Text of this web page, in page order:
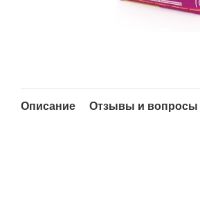
Описание Отзывы и вопросы